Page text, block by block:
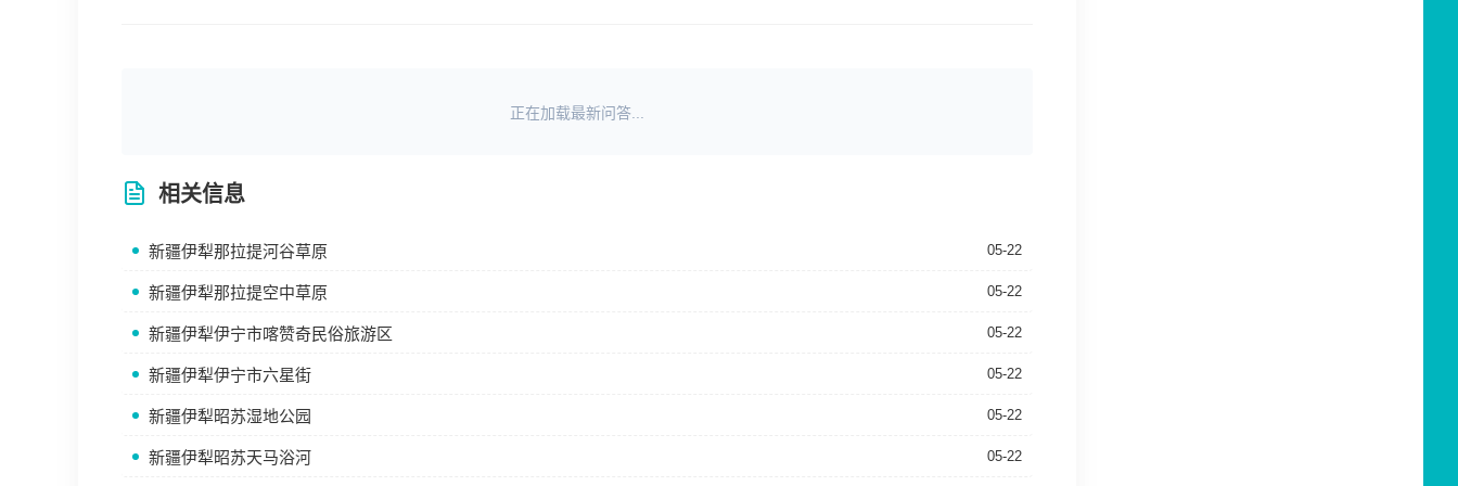
正在加载最新问答...
相关信息
新疆伊犁那拉提河谷草原 05-22
新疆伊犁那拉提空中草原 05-22
新疆伊犁伊宁市喀赞奇民俗旅游区 05-22
新疆伊犁伊宁市六星街 05-22
新疆伊犁昭苏湿地公园 05-22
新疆伊犁昭苏天马浴河 05-22